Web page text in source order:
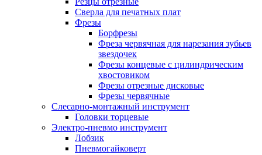
Сверла для печатных плат
Фрезы
Борфрезы
Фреза червячная для нарезания зубьев
звездочек
Фрезы концевые с цилиндрическим
хвостовиком
Фрезы отрезные дисковые
Фрезы червячные
Слесарно-монтажный инструмент
Головки торцевые
Электро-пневмо инструмент
Лобзик
Пневмогайковерт